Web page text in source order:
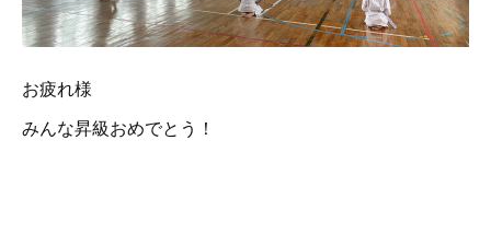
お疲れ様
みんな昇級おめでとう！